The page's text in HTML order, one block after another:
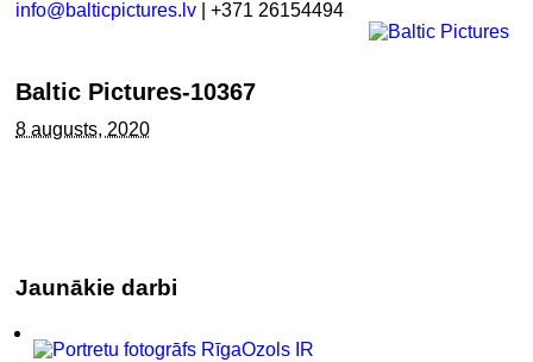
info@balticpictures.lv | +371 26154494
Baltic Pictures-10367
8 augusts, 2020
Jaunākie darbi
Ozols IR